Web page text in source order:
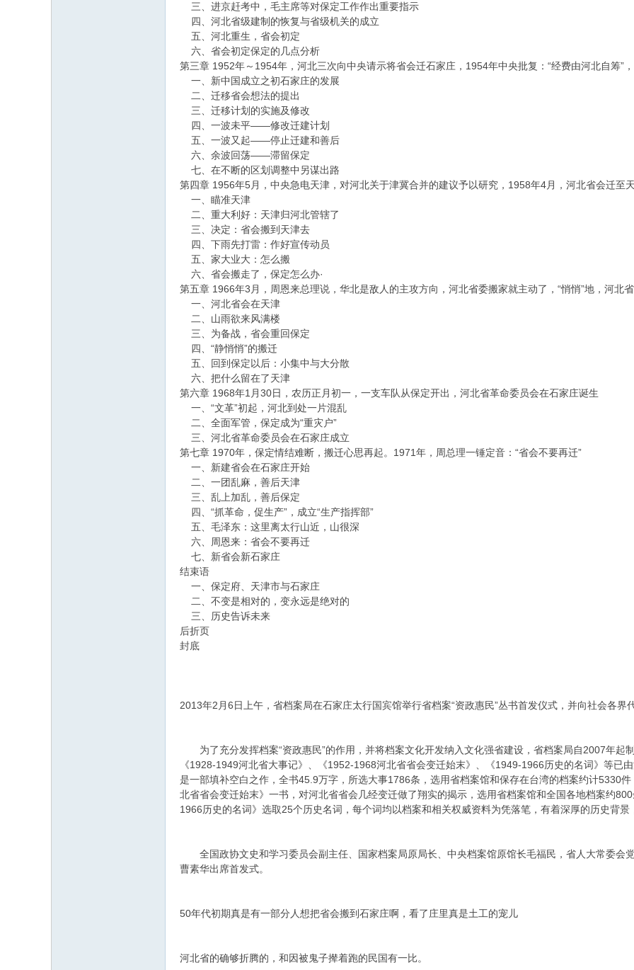
三、进京赶考中，毛主席等对保定工作作出重要指示
四、河北省级建制的恢复与省级机关的成立
五、河北重生，省会初定
六、省会初定保定的几点分析
第三章 1952年～1954年，河北三次向中央请示将省会迁石家庄，1954年中央批复：“经费由河北自筹”
一、新中国成立之初石家庄的发展
二、迁移省会想法的提出
三、迁移计划的实施及修改
四、一波未平——修改迁建计划
五、一波又起——停止迁建和善后
六、余波回荡——滞留保定
七、在不断的区划调整中另谋出路
第四章 1956年5月，中央急电天津，对河北关于津冀合并的建议予以研究，1958年4月，河北省会迁至
一、瞄准天津
二、重大利好：天津归河北管辖了
三、决定：省会搬到天津去
四、下雨先打雷：作好宣传动员
五、家大业大：怎么搬
六、省会搬走了，保定怎么办·
第五章 1966年3月，周恩来总理说，华北是敌人的主攻方向，河北省委搬家就主动了，“悄悄”地，河北
一、河北省会在天津
二、山雨欲来风满楼
三、为备战，省会重回保定
四、“静悄悄”的搬迁
五、回到保定以后：小集中与大分散
六、把什么留在了天津
第六章 1968年1月30日，农历正月初一，一支车队从保定开出，河北省革命委员会在石家庄诞生
一、“文革”初起，河北到处一片混乱
二、全面军管，保定成为“重灾户”
三、河北省革命委员会在石家庄成立
第七章 1970年，保定情结难断，搬迁心思再起。1971年，周总理一锤定音：“省会不要再迁”
一、新建省会在石家庄开始
二、一团乱麻，善后天津
三、乱上加乱，善后保定
四、“抓革命，促生产”，成立“生产指挥部”
五、毛泽东：这里离太行山近，山很深
六、周恩来：省会不要再迁
七、新省会新石家庄
结束语
一、保定府、天津市与石家庄
二、不变是相对的，变永远是绝对的
三、历史告诉未来
后折页
封底
2013年2月6日上午，省档案局在石家庄太行国宾馆举行省档案“资政惠民”丛书首发仪式，并向社会各界
为了充分发挥档案“资政惠民”的作用，并将档案文化开发纳入文化强省建设，省档案局自2007年起制
《1928-1949河北省大事记》、《1952-1968河北省省会变迁始末》、《1949-1966历史的名词》等已
是一部填补空白之作，全书45.9万字，所选大事1786条，选用省档案馆和保存在台湾的档案约计5330
北省省会变迁始末》一书，对河北省省会几经变迁做了翔实的揭示，选用省档案馆和全国各地档案约
1966历史的名词》选取25个历史名词，每个词均以档案和相关权威资料为凭落笔，有着深厚的历史背景
全国政协文史和学习委员会副主任、国家档案局原局长、中央档案馆原馆长毛福民，省人大常委会
曹素华出席首发式。
50年代初期真是有一部分人想把省会搬到石家庄啊，看了庄里真是土工的宠儿
河北省的确够折腾的，和因被鬼子撵着跑的民国有一比。